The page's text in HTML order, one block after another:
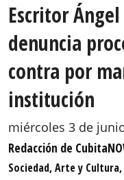
Escritor
denuncia
contra por
institución
miércoles 3 de
Redacción de
Sociedad, Arte y Cultura,